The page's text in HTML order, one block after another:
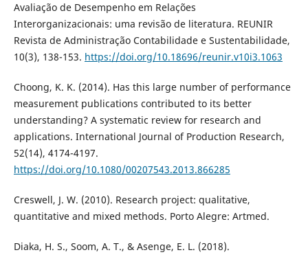
Avaliação de Desempenho em Relações
Interorganizacionais: uma revisão de literatura. REUNIR
Revista de Administração Contabilidade e Sustentabilidade,
10(3), 138-153. https://doi.org/10.18696/reunir.v10i3.1063
Choong, K. K. (2014). Has this large number of performance
measurement publications contributed to its better
understanding? A systematic review for research and
applications. International Journal of Production Research,
52(14), 4174-4197.
https://doi.org/10.1080/00207543.2013.866285
Creswell, J. W. (2010). Research project: qualitative,
quantitative and mixed methods. Porto Alegre: Artmed.
Diaka, H. S., Soom, A. T., & Asenge, E. L. (2018).